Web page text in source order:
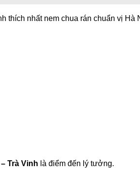
thích nhất nem chua rán chuẩn vị Hà
– Trà Vinh là điểm đến lý tưởng.